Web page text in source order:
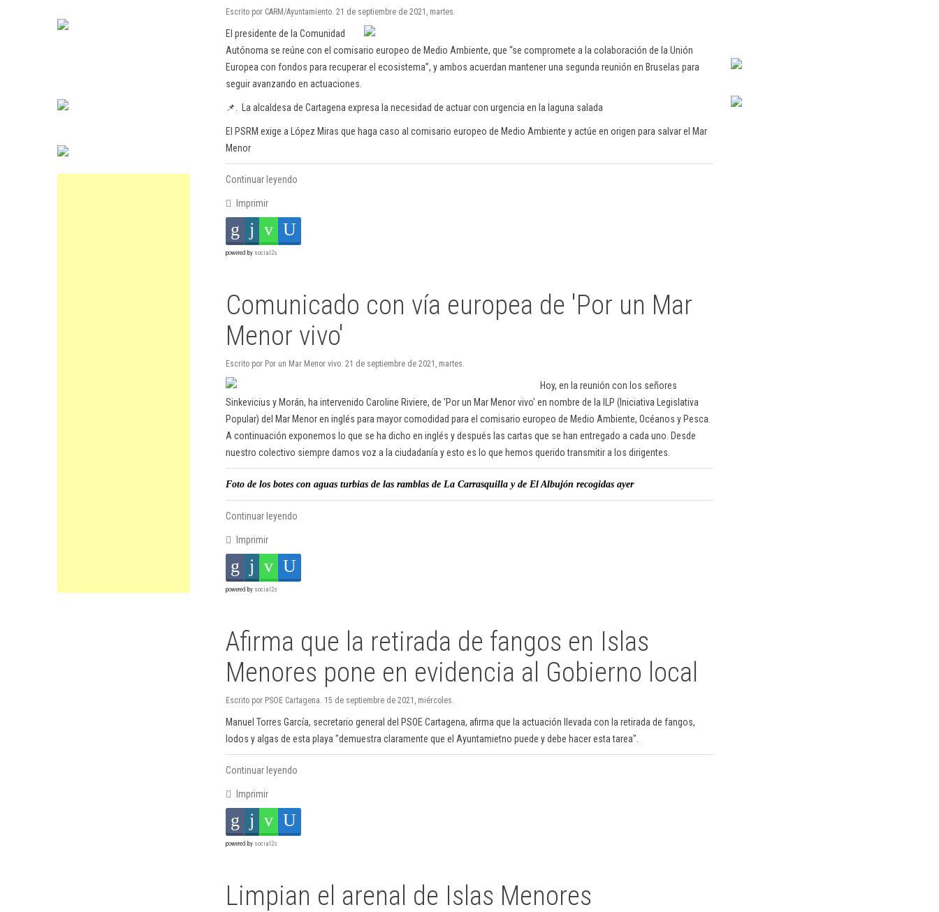
Escrito por CARM/Ayuntamiento. 21 de septiembre de 2021, martes.
El presidente de la Comunidad
Autónoma se reúne con el comisario europeo de Medio Ambiente, que “se compromete a la colaboración de la Unión
Europea con fondos para recuperar el ecosistema”, y ambos acuerdan mantener una segunda reunión en Bruselas para
seguir avanzando en actuaciones.
📌. La alcaldesa de Cartagena expresa la necesidad de actuar con urgencia en la laguna salada
El PSRM exige a López Miras que haga caso al comisario europeo de Medio Ambiente y actúe en origen para salvar el Mar
Menor
Continuar leyendo
Imprimir
powered by social2s
Comunicado con vía europea de 'Por un Mar
Menor vivo'
Escrito por Por un Mar Menor vivo. 21 de septiembre de 2021, martes.
Hoy, en la reunión con los señores
Sinkevicius y Morán, ha intervenido Caroline Riviere, de 'Por un Mar Menor vivo' en nombre de la ILP (Iniciativa Legislativa
Popular) del Mar Menor en inglés para mayor comodidad para el comisario europeo de Medio Ambiente, Océanos y Pesca.
A continuación exponemos lo que se ha dicho en inglés y después las cartas que se han entregado a cada uno. Desde
nuestro colectivo siempre damos voz a la ciudadanía y esto es lo que hemos querido transmitir a los dirigentes.
Foto de los botes con aguas turbias de las ramblas de La Carrasquilla y de El Albujón recogidas ayer
Continuar leyendo
Imprimir
powered by social2s
Afirma que la retirada de fangos en Islas
Menores pone en evidencia al Gobierno local
Escrito por PSOE Cartagena. 15 de septiembre de 2021, miércoles.
Manuel Torres García, secretario general del PSOE Cartagena, afirma que la actuación llevada con la retirada de fangos,
lodos y algas de esta playa "demuestra claramente que el Ayuntamietno puede y debe hacer esta tarea".
Continuar leyendo
Imprimir
powered by social2s
Limpian el arenal de Islas Menores